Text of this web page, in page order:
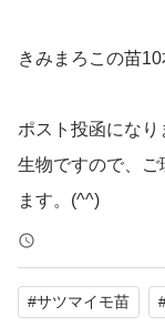
きみまろこの苗
ポスト投函になり
生物ですので、ご
ます。(^^)
#サツマイモ苗